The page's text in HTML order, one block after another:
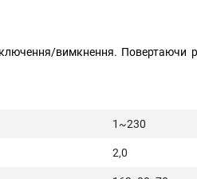
вимкнення. Повертаючи
1~230
2,0